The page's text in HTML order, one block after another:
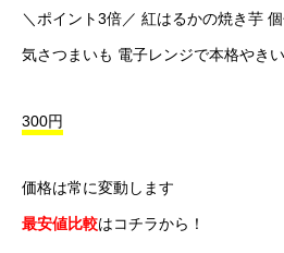
＼ポイント3倍／ 紅はるかの焼き芋
気さつまいも 電子レンジで本格やき
300円
価格は常に変動します
最安値比較はコチラから！